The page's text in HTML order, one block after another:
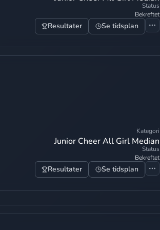
Status
Bekreftet
Resultater Se tidsplan
Kategori
Junior Cheer All Girl Median
Status
Bekreftet
Resultater Se tidsplan